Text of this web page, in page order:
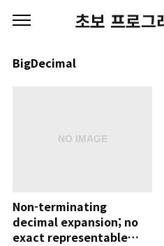
초보 프로그
BigDecimal
Non-terminating
decimal expansion; no
exact representable